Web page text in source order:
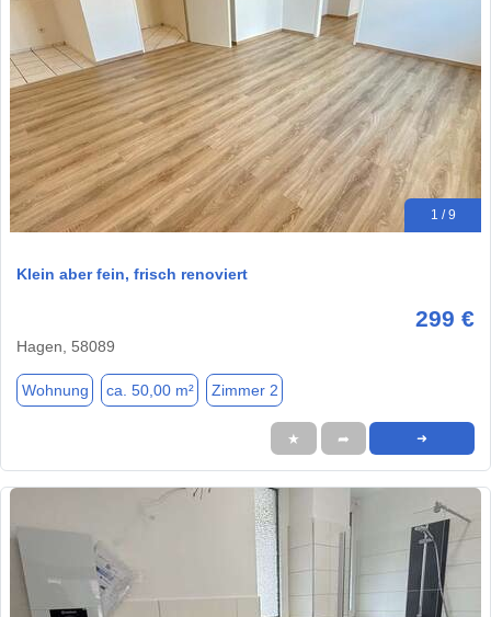
1 / 9
Klein aber fein, frisch renoviert
299 €
Hagen, 58089
Wohnung ca. 50,00 m² Zimmer 2
★ ➦ ➜